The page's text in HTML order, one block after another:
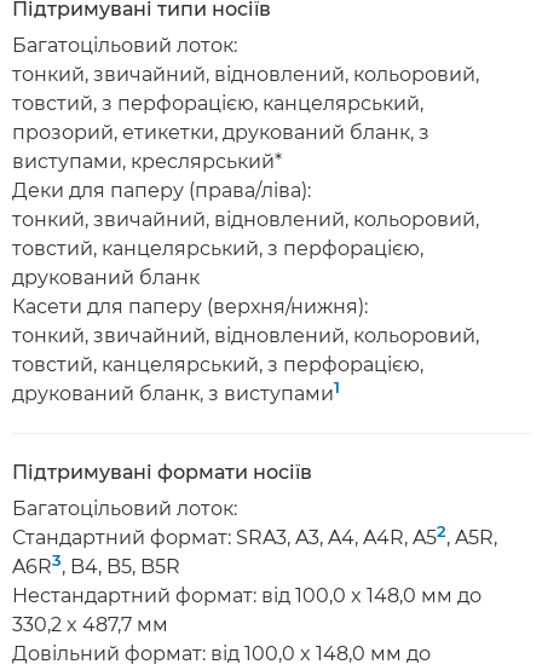
Підтримувані типи носіїв
Багатоцільовий лоток:
тонкий, звичайний, відновлений, кольоровий,
товстий, з перфорацією, канцелярський,
прозорий, етикетки, друкований бланк, з
виступами, креслярський*
Деки для паперу (права/ліва):
тонкий, звичайний, відновлений, кольоровий,
товстий, канцелярський, з перфорацією,
друкований бланк
Касети для паперу (верхня/нижня):
тонкий, звичайний, відновлений, кольоровий,
товстий, канцелярський, з перфорацією,
друкований бланк, з виступами1
Підтримувані формати носіїв
Багатоцільовий лоток:
Стандартний формат: SRA3, A3, A4, A4R, A52, A5R,
A6R3, B4, B5, B5R
Нестандартний формат: від 100,0 x 148,0 мм до
330,2 x 487,7 мм
Довільний формат: від 100,0 x 148,0 мм до